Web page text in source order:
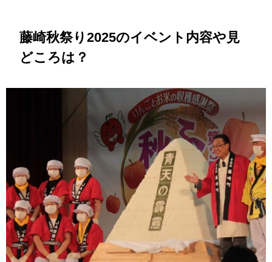
藤崎秋祭り2025のイベント内容や見
どころは？